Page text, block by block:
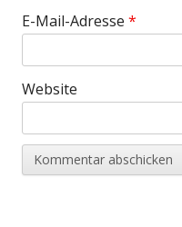
E-Mail-Adresse *
Website